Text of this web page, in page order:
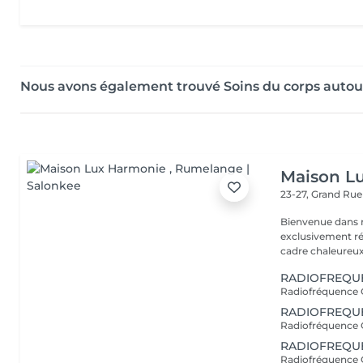
Nous avons également trouvé Soins du corps
Maison
23-27, Grand Rue
Bienvenue
exclusivement réservé aux
cadre